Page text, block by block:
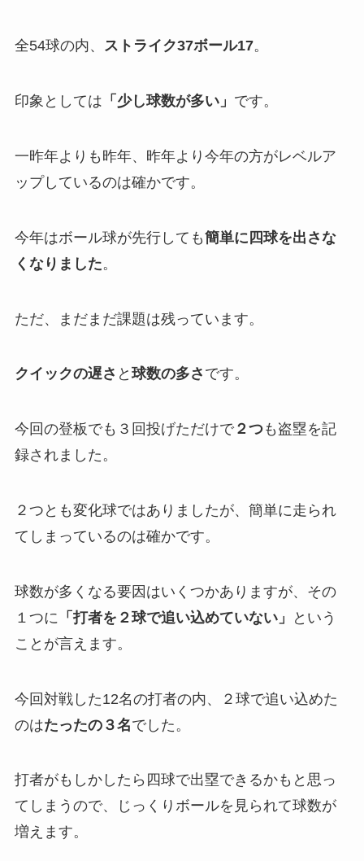
全54球の内、 ストライク37ボール17。
印象としては 「 少し球数が多い」 です。
一昨年よりも昨年、昨年より今年の方がレベルア
ップしているのは確かです。
今年はボール球が先行しても簡単に四球を出さな
くなりました。
ただ、まだまだ課題は残っています。
クイックの遅さ と 球数の多さ です。
今回の登板でも３回投げただけで２つも盗塁を記
録されました。
２つとも変化球ではありましたが、簡単に走られ
てしまっているのは確かです。
球数が多くなる要因はいくつかありますが、その
１つに 「打者を２球で追い込めていない」
という
ことが言えます。
今回対戦した12名の打者の内、２球で追い込めた
のはたったの３名でした。
打者がもしかしたら四球で出塁できるかもと思っ
てしまうので、じっくりボールを見られて球数が
増えます。